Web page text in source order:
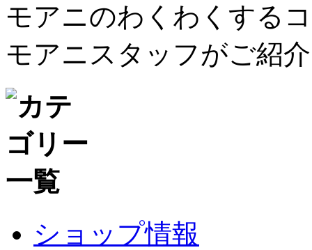
モアニのわくわくする
モアニスタッフがご紹
ショップ情報